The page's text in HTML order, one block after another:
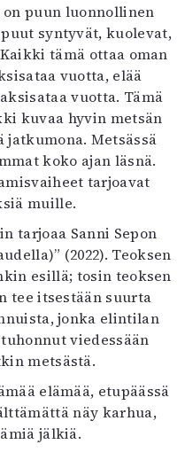
puun luonnollinen
syntyvät, kuolevat,
tämä ottaa oman
vuotta, elää
vuotta. Tämä
kuvaa hyvin metsän
jatkumona. Metsässä
koko ajan läsnä.
tarjoavat
muille.
tarjoaa Sanni Sepon
(2022). Teoksen
esillä; tosin teoksen
tee itsestään suurta
jonka elintilan
viedessään
metsästä.
elämää, etupäässä
näy karhua,
jälkiä.